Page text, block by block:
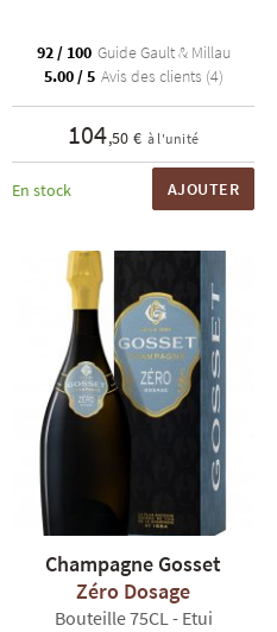
92 / 100 Guide Gault & Millau
5.00 / 5 Avis des clients (4)
104,50 € à l'unité
En stock AJOUTER
Champagne Gosset
Zéro Dosage
Bouteille 75CL - Etui